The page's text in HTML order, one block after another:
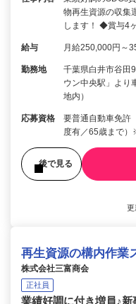
物再生資源の収集
します！ ◆賞与4
給与 月給250,000円～
勤務地
千葉県白井市谷田
ウン中央駅」より
地内）
応募資格
要普通自動車免許
度有／65歳まで
後で見る
再生資源の構内作業
株式会社三富商会
正社員
業績好調に付き増員♪